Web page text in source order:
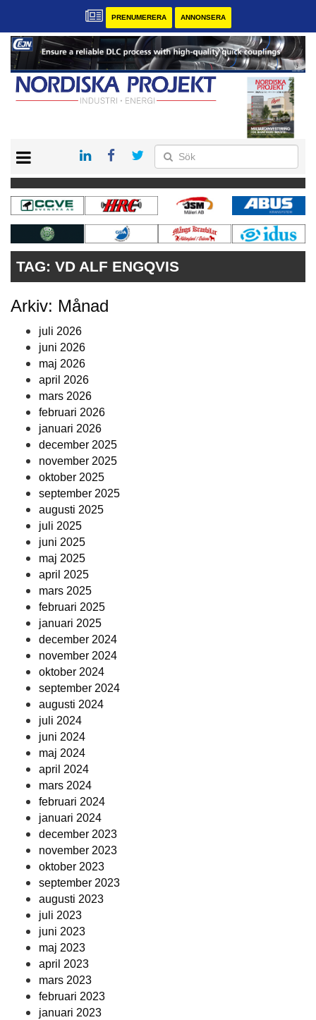
PRENUMERERA ANNONSERA
KONTAKT
VÅRA ANDRA MAGASIN
PRENUMERERA
ANNONSERA
TAG: VD ALF ENGQVIS
Arkiv: Månad
juli 2026
juni 2026
maj 2026
april 2026
mars 2026
februari 2026
januari 2026
december 2025
november 2025
oktober 2025
september 2025
augusti 2025
juli 2025
juni 2025
maj 2025
april 2025
mars 2025
februari 2025
januari 2025
december 2024
november 2024
oktober 2024
september 2024
augusti 2024
juli 2024
juni 2024
maj 2024
april 2024
mars 2024
februari 2024
januari 2024
december 2023
november 2023
oktober 2023
september 2023
augusti 2023
juli 2023
juni 2023
maj 2023
april 2023
mars 2023
februari 2023
januari 2023